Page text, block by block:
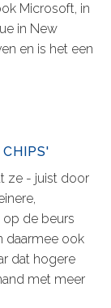
Microsoft, in
in New
en is het een
ze - juist door
op de beurs
daarmee ook
dat hogere
met meer